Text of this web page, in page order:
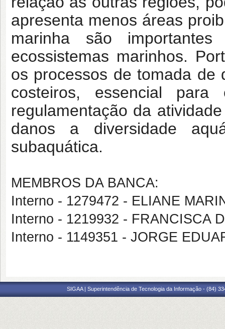
apresenta menos áreas
marinha são
ecossistemas marinhos.
os processos de tomada de
costeiros, essencial
regulamentação da
danos a diversidade
subaquática.
MEMBROS DA BANCA:
Interno - 1279472 - ELIANE
Interno - 1219932 - FRANCISCA
Interno - 1149351 - JORGE
SIGAA | Superintendência de Tecnologia da Informação - (84)